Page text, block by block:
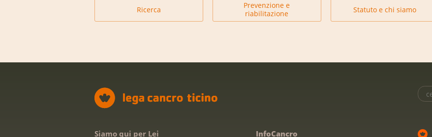
Ricerca
Prevenzione e
riabilitazione
Statuto e chi siamo
Siamo qui per Lei InfoCancro